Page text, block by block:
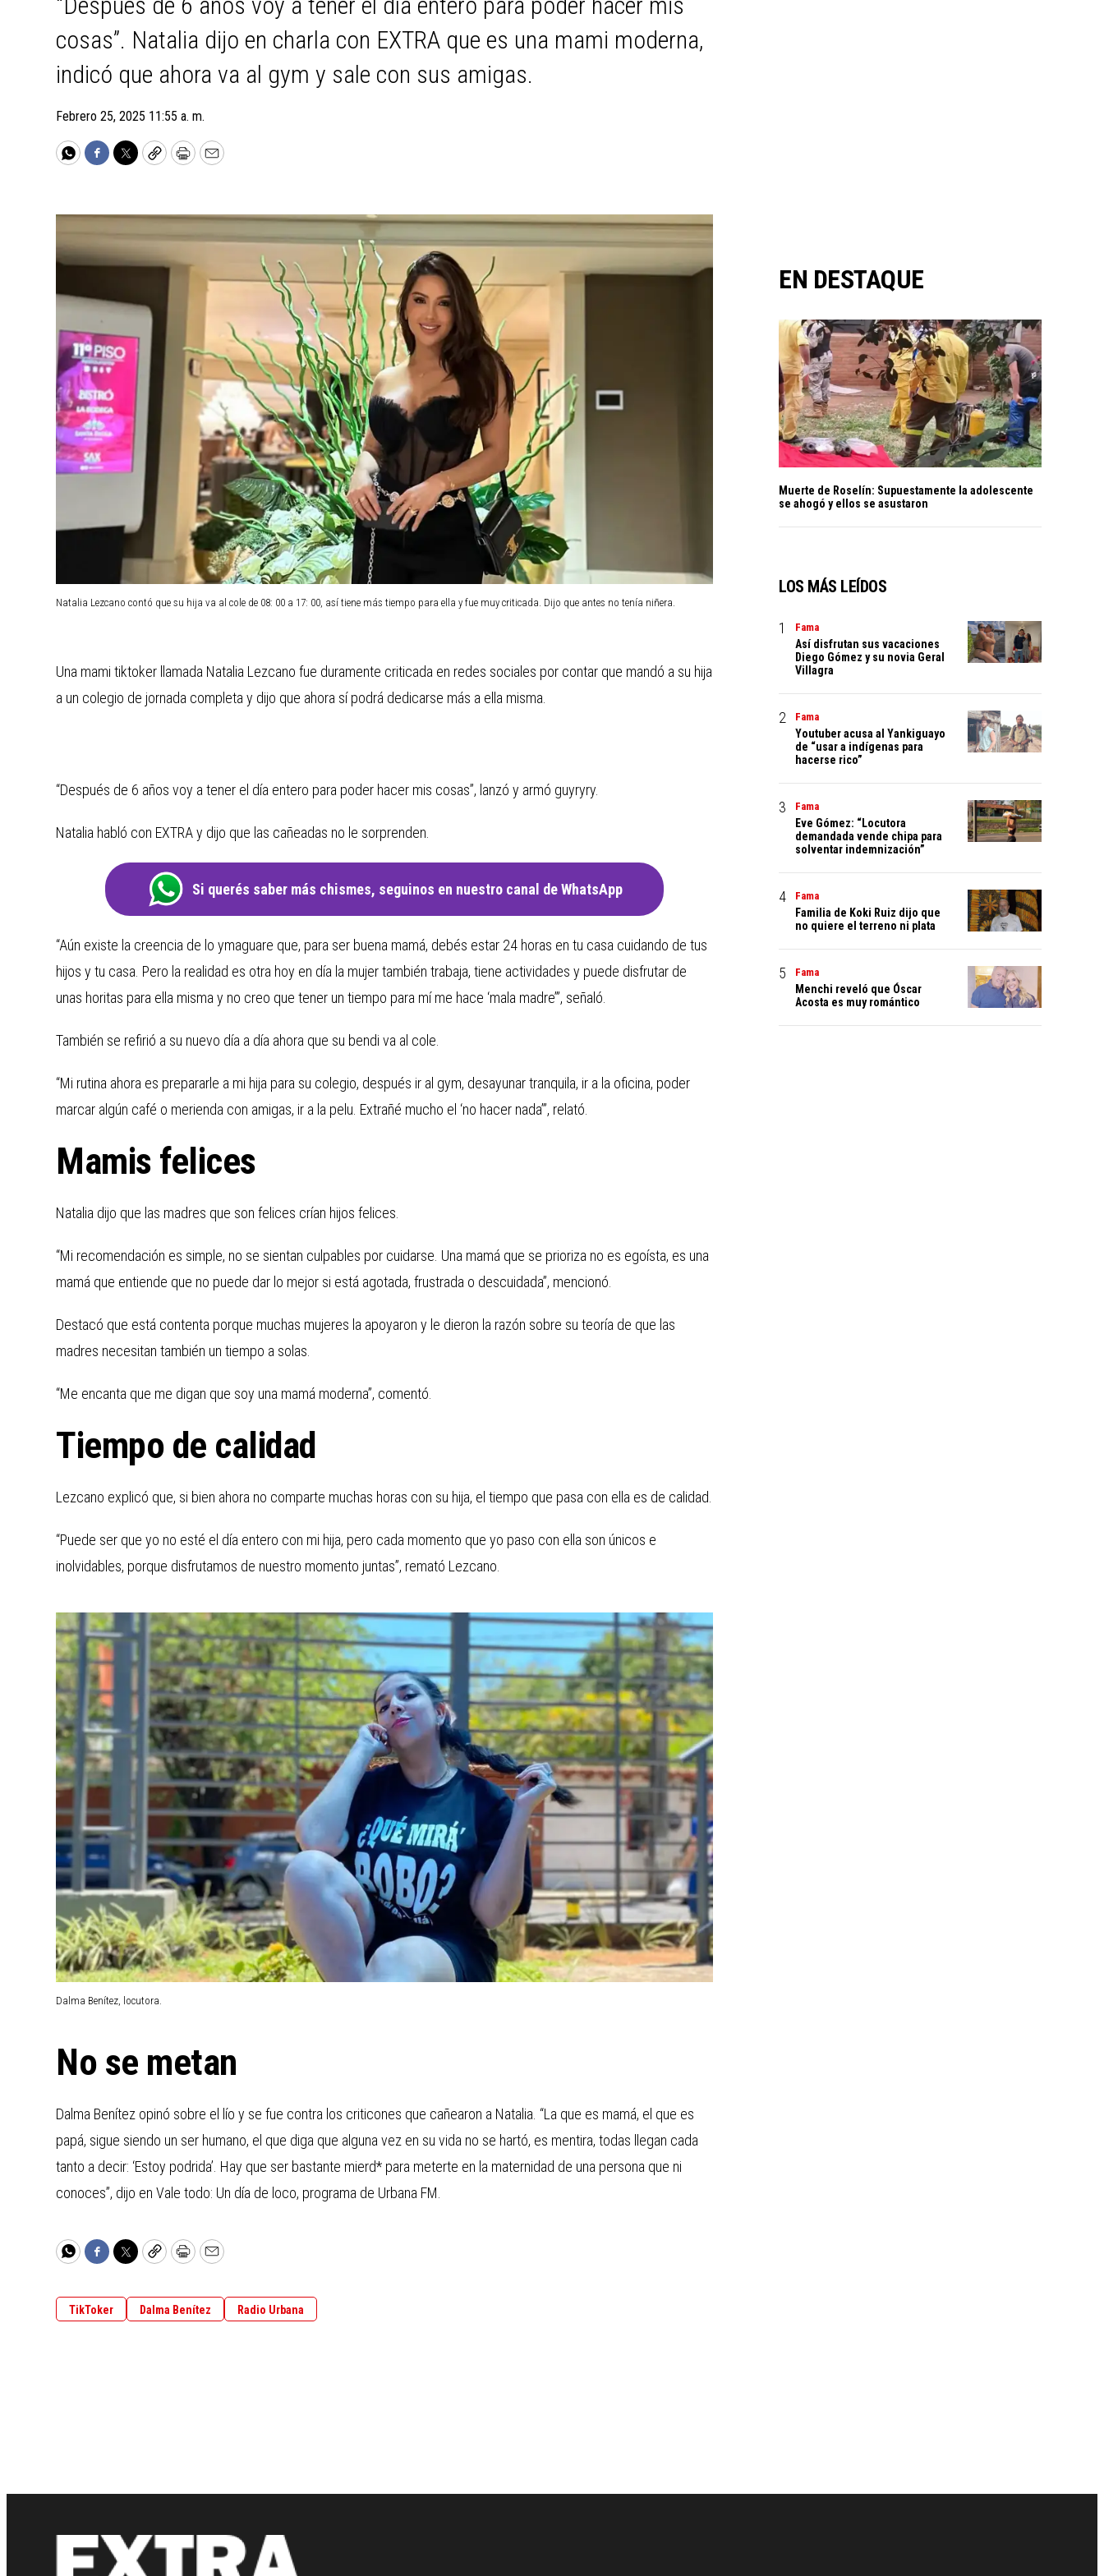
cosas”. Natalia dijo en charla con EXTRA que es una mami moderna,
indicó que ahora va al gym y sale con sus amigas.
Febrero 25, 2025 11:55 a. m.
WhatsApp
Facebook
TwitterCopyPrintEmail
Natalia Lezcano contó que su hija va al cole de 08: 00 a 17: 00, así tiene más tiempo para ella y fue muy criticada. Dijo que antes no tenía niñera.
Una mami tiktoker llamada Natalia Lezcano fue duramente criticada en redes sociales por contar que mandó a su hija
a un colegio de jornada completa y dijo que ahora sí podrá dedicarse más a ella misma.
“Después de 6 años voy a tener el día entero para poder hacer mis cosas”, lanzó y armó guyryry.
Natalia habló con EXTRA y dijo que las cañeadas no le sorprenden.
Si querés saber más chismes, seguinos en nuestro canal de WhatsApp
“Aún existe la creencia de lo ymaguare que, para ser buena mamá, debés estar 24 horas en tu casa cuidando de tus
hijos y tu casa. Pero la realidad es otra hoy en día la mujer también trabaja, tiene actividades y puede disfrutar de
unas horitas para ella misma y no creo que tener un tiempo para mí me hace ‘mala madre’”, señaló.
También se refirió a su nuevo día a día ahora que su bendi va al cole.
“Mi rutina ahora es prepararle a mi hija para su colegio, después ir al gym, desayunar tranquila, ir a la oficina, poder
marcar algún café o merienda con amigas, ir a la pelu. Extrañé mucho el ‘no hacer nada’”, relató.
Mamis felices
Natalia dijo que las madres que son felices crían hijos felices.
“Mi recomendación es simple, no se sientan culpables por cuidarse. Una mamá que se prioriza no es egoísta, es una
mamá que entiende que no puede dar lo mejor si está agotada, frustrada o descuidada”, mencionó.
Destacó que está contenta porque muchas mujeres la apoyaron y le dieron la razón sobre su teoría de que las
madres necesitan también un tiempo a solas.
“Me encanta que me digan que soy una mamá moderna”, comentó.
Tiempo de calidad
Lezcano explicó que, si bien ahora no comparte muchas horas con su hija, el tiempo que pasa con ella es de calidad.
“Puede ser que yo no esté el día entero con mi hija, pero cada momento que yo paso con ella son únicos e
inolvidables, porque disfrutamos de nuestro momento juntas”, remató Lezcano.
Dalma Benítez, locutora.
No se metan
Dalma Benítez opinó sobre el lío y se fue contra los criticones que cañearon a Natalia. “La que es mamá, el que es
papá, sigue siendo un ser humano, el que diga que alguna vez en su vida no se hartó, es mentira, todas llegan cada
tanto a decir: ‘Estoy podrida’. Hay que ser bastante mierd* para meterte en la maternidad de una persona que ni
conoces”, dijo en Vale todo: Un día de loco, programa de Urbana FM.
WhatsApp
Facebook
TwitterCopyPrintEmail
TikToker Dalma Benítez Radio Urbana
EN DESTAQUE
Muerte de Roselín: Supuestamente la adolescente
se ahogó y ellos se asustaron
LOS MÁS LEÍDOS
Fama
Así disfrutan sus vacaciones
Diego Gómez y su novia Geral
Villagra
Fama
Youtuber acusa al Yankiguayo
de “usar a indígenas para
hacerse rico”
Fama
Eve Gómez: “Locutora
demandada vende chipa para
solventar indemnización”
Fama
Familia de Koki Ruiz dijo que
no quiere el terreno ni plata
Fama
Menchi reveló que Óscar
Acosta es muy romántico